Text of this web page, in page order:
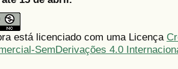
está licenciado com uma Licença
SemDerivações 4.0